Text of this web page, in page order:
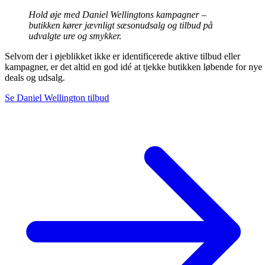
Hold øje med Daniel Wellingtons kampagner –
butikken kører jævnligt sæsonudsalg og tilbud på
udvalgte ure og smykker.
Selvom der i øjeblikket ikke er identificerede aktive tilbud eller
kampagner, er det altid en god idé at tjekke butikken løbende for nye
deals og udsalg.
Se Daniel Wellington tilbud